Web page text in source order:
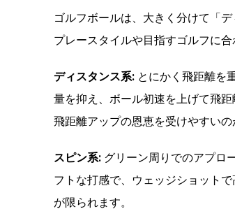
ゴルフボールは、大きく分けて「
プレースタイルや目指すゴルフに合
ディスタンス系: とにかく飛距離を
量を抑え、ボール初速を上げて飛
飛距離アップの恩恵を受けやすいの
スピン系: グリーン周りでのアプロ
フトな打感で、ウェッジショット
が限られます。